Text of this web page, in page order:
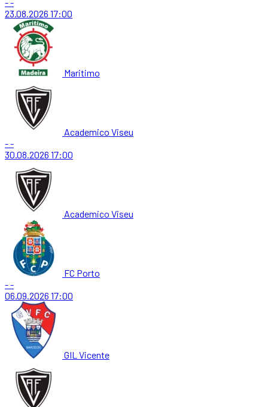
23.08.2026 17:00
Maritimo
Academico Viseu
--
30.08.2026 17:00
Academico Viseu
FC Porto
--
06.09.2026 17:00
GIL Vicente